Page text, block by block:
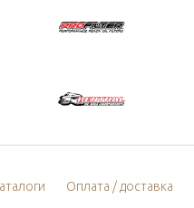
Оплата / доставка